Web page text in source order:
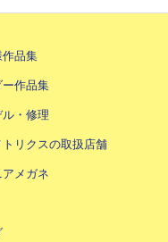
品集
ー作品集
ル・修理
トリクスの取扱店舗
メガネ